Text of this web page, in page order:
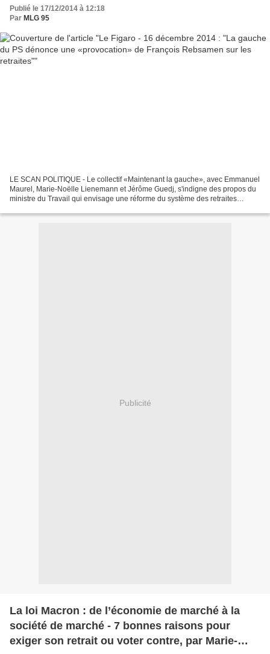
Publié le 17/12/2014 à 12:18
Par MLG 95
LE SCAN POLITIQUE - Le collectif «Maintenant la gauche», avec Emmanuel
Maurel, Marie-Noëlle Lienemann et Jérôme Guedj, s'indigne des propos du
ministre du Travail qui envisage une réforme du système des retraites
Publicité
La loi Macron : de l’économie de marché à la
société de marché - 7 bonnes raisons pour
exiger son retrait ou voter contre, par Marie-